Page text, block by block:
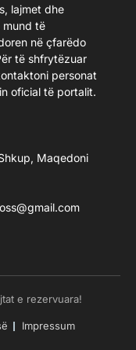
lajmet dhe
mund të
në çfarëdo
të shfrytëzuar
personat
oficial të portalit.
Maqedoni
e rezervuara!
Impressum